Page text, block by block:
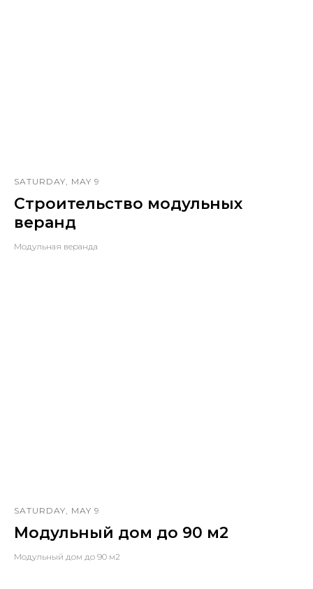
SATURDAY, MAY 9
Строительство модульных
веранд
Модульная веранда
SATURDAY, MAY 9
Модульный дом до 90 м2
Модульный дом до 90 м2